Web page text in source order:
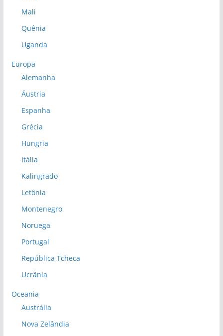
Mali
Quênia
Uganda
Europa
Alemanha
Áustria
Espanha
Grécia
Hungria
Itália
Kalingrado
Letônia
Montenegro
Noruega
Portugal
República Tcheca
Ucrânia
Oceania
Austrália
Nova Zelândia